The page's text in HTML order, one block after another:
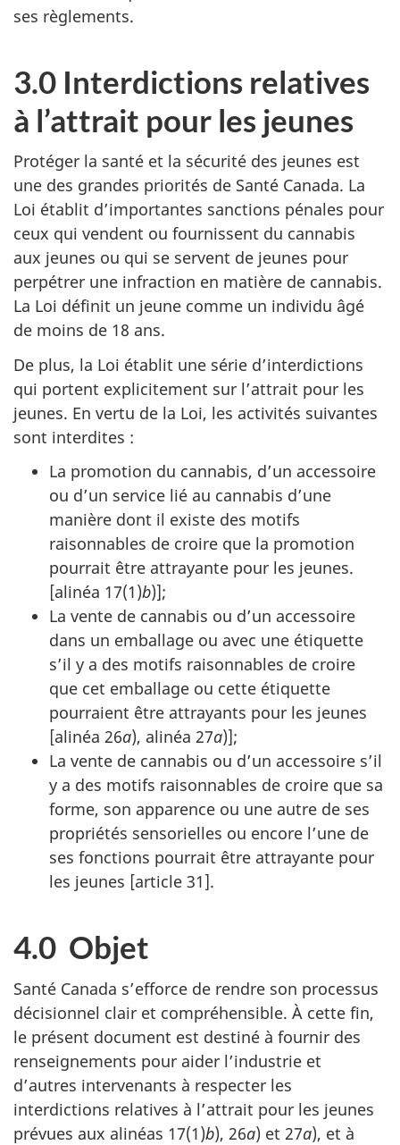
ses règlements.
3.0 Interdictions relatives
à l’attrait pour les jeunes
Protéger la santé et la sécurité des jeunes est
une des grandes priorités de Santé Canada. La
Loi établit d’importantes sanctions pénales pour
ceux qui vendent ou fournissent du cannabis
aux jeunes ou qui se servent de jeunes pour
perpétrer une infraction en matière de cannabis.
La Loi définit un jeune comme un individu âgé
de moins de 18 ans.
De plus, la Loi établit une série d’interdictions
qui portent explicitement sur l’attrait pour les
jeunes. En vertu de la Loi, les activités suivantes
sont interdites :
La promotion du cannabis, d’un accessoire
ou d’un service lié au cannabis d’une
manière dont il existe des motifs
raisonnables de croire que la promotion
pourrait être attrayante pour les jeunes.
[alinéa 17(1)b)];
La vente de cannabis ou d’un accessoire
dans un emballage ou avec une étiquette
s’il y a des motifs raisonnables de croire
que cet emballage ou cette étiquette
pourraient être attrayants pour les jeunes
[alinéa 26a), alinéa 27a)];
La vente de cannabis ou d’un accessoire s’il
y a des motifs raisonnables de croire que sa
forme, son apparence ou une autre de ses
propriétés sensorielles ou encore l’une de
ses fonctions pourrait être attrayante pour
les jeunes [article 31].
4.0 Objet
Santé Canada s’efforce de rendre son processus
décisionnel clair et compréhensible. À cette fin,
le présent document est destiné à fournir des
renseignements pour aider l’industrie et
d’autres intervenants à respecter les
interdictions relatives à l’attrait pour les jeunes
prévues aux alinéas 17(1)b), 26a) et 27a), et à